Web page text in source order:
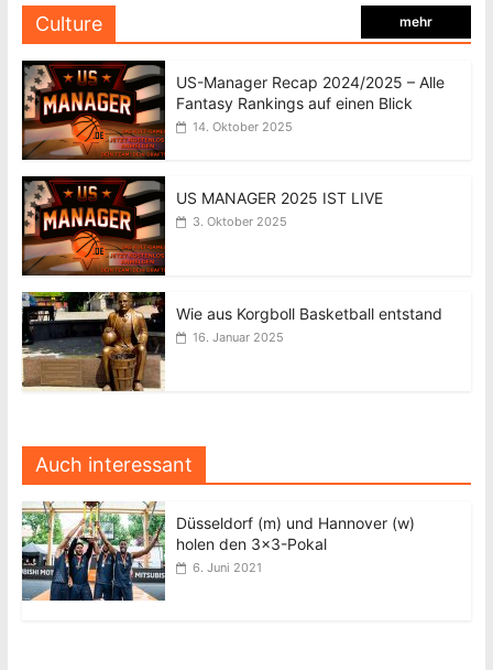
Culture mehr
US-Manager Recap 2024/2025 – Alle
Fantasy Rankings auf einen Blick
14. Oktober 2025
US MANAGER 2025 IST LIVE
3. Oktober 2025
Wie aus Korgboll Basketball entstand
16. Januar 2025
Auch interessant
Düsseldorf (m) und Hannover (w)
holen den 3×3-Pokal
6. Juni 2021